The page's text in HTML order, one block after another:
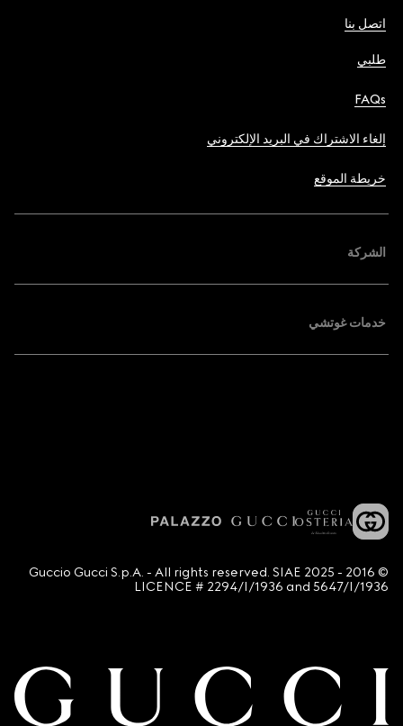
اتصل بنا
طلبي
FAQs
إلغاء الاشتراك في البريد الإلكتروني
خريطة الموقع
الشركة
خدمات غوتشي
© 2016 - 2025 Guccio Gucci S.p.A. - All rights reserved. SIAE
LICENCE # 2294/I/1936 and 5647/I/1936